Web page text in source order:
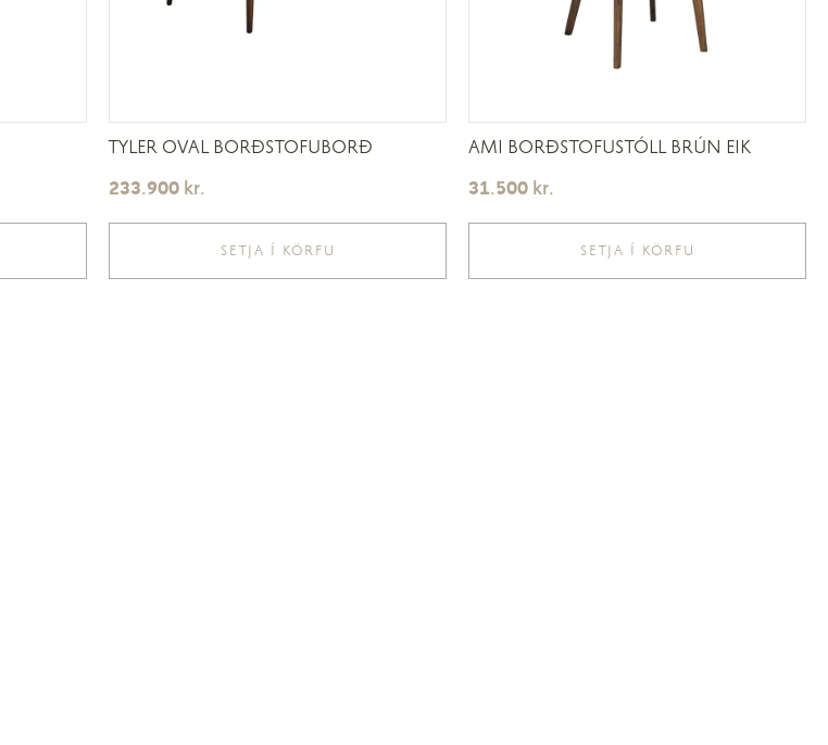
TYLER OVAL BORÐSTOFUBORÐ
233.900 kr.
SETJA Í KÖRFU
AMI BORÐSTOFUSTÓLL BRÚN EIK
31.500 kr.
SETJA Í KÖRFU